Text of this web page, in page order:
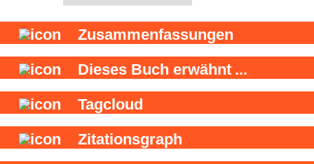
Zusammenfassungen
Dieses Buch erwähnt ...
Tagcloud
Zitationsgraph